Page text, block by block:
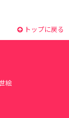
トップに戻る
絵